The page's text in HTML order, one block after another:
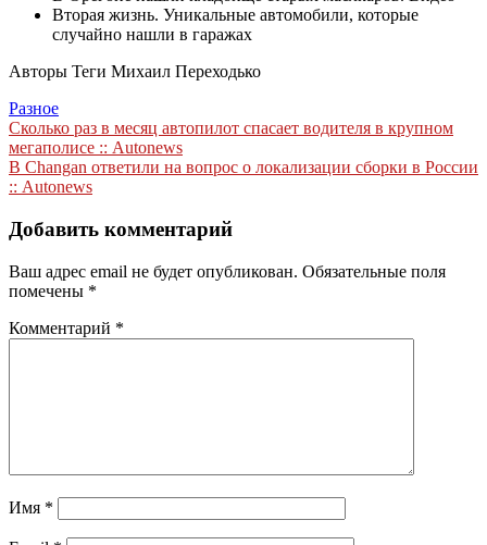
Вторая жизнь. Уникальные автомобили, которые
случайно нашли в гаражах
Авторы Теги Михаил Переходько
Разное
Навигация
по
записям
Сколько раз в месяц автопилот спасает водителя в крупном
мегаполисе :: Autonews
В Changan ответили на вопрос о локализации сборки в России
:: Autonews
Добавить комментарий
Ваш адрес email не будет опубликован. Обязательные поля
помечены *
Комментарий *
Имя *